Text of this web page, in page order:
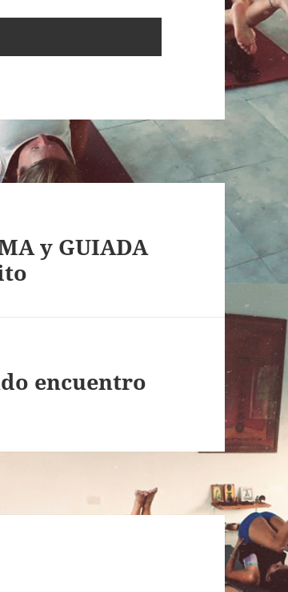
y GUIADA
encuentro